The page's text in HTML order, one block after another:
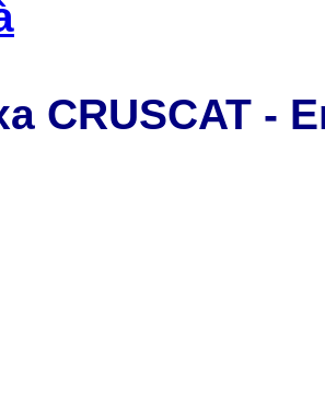
CRUSCAT -